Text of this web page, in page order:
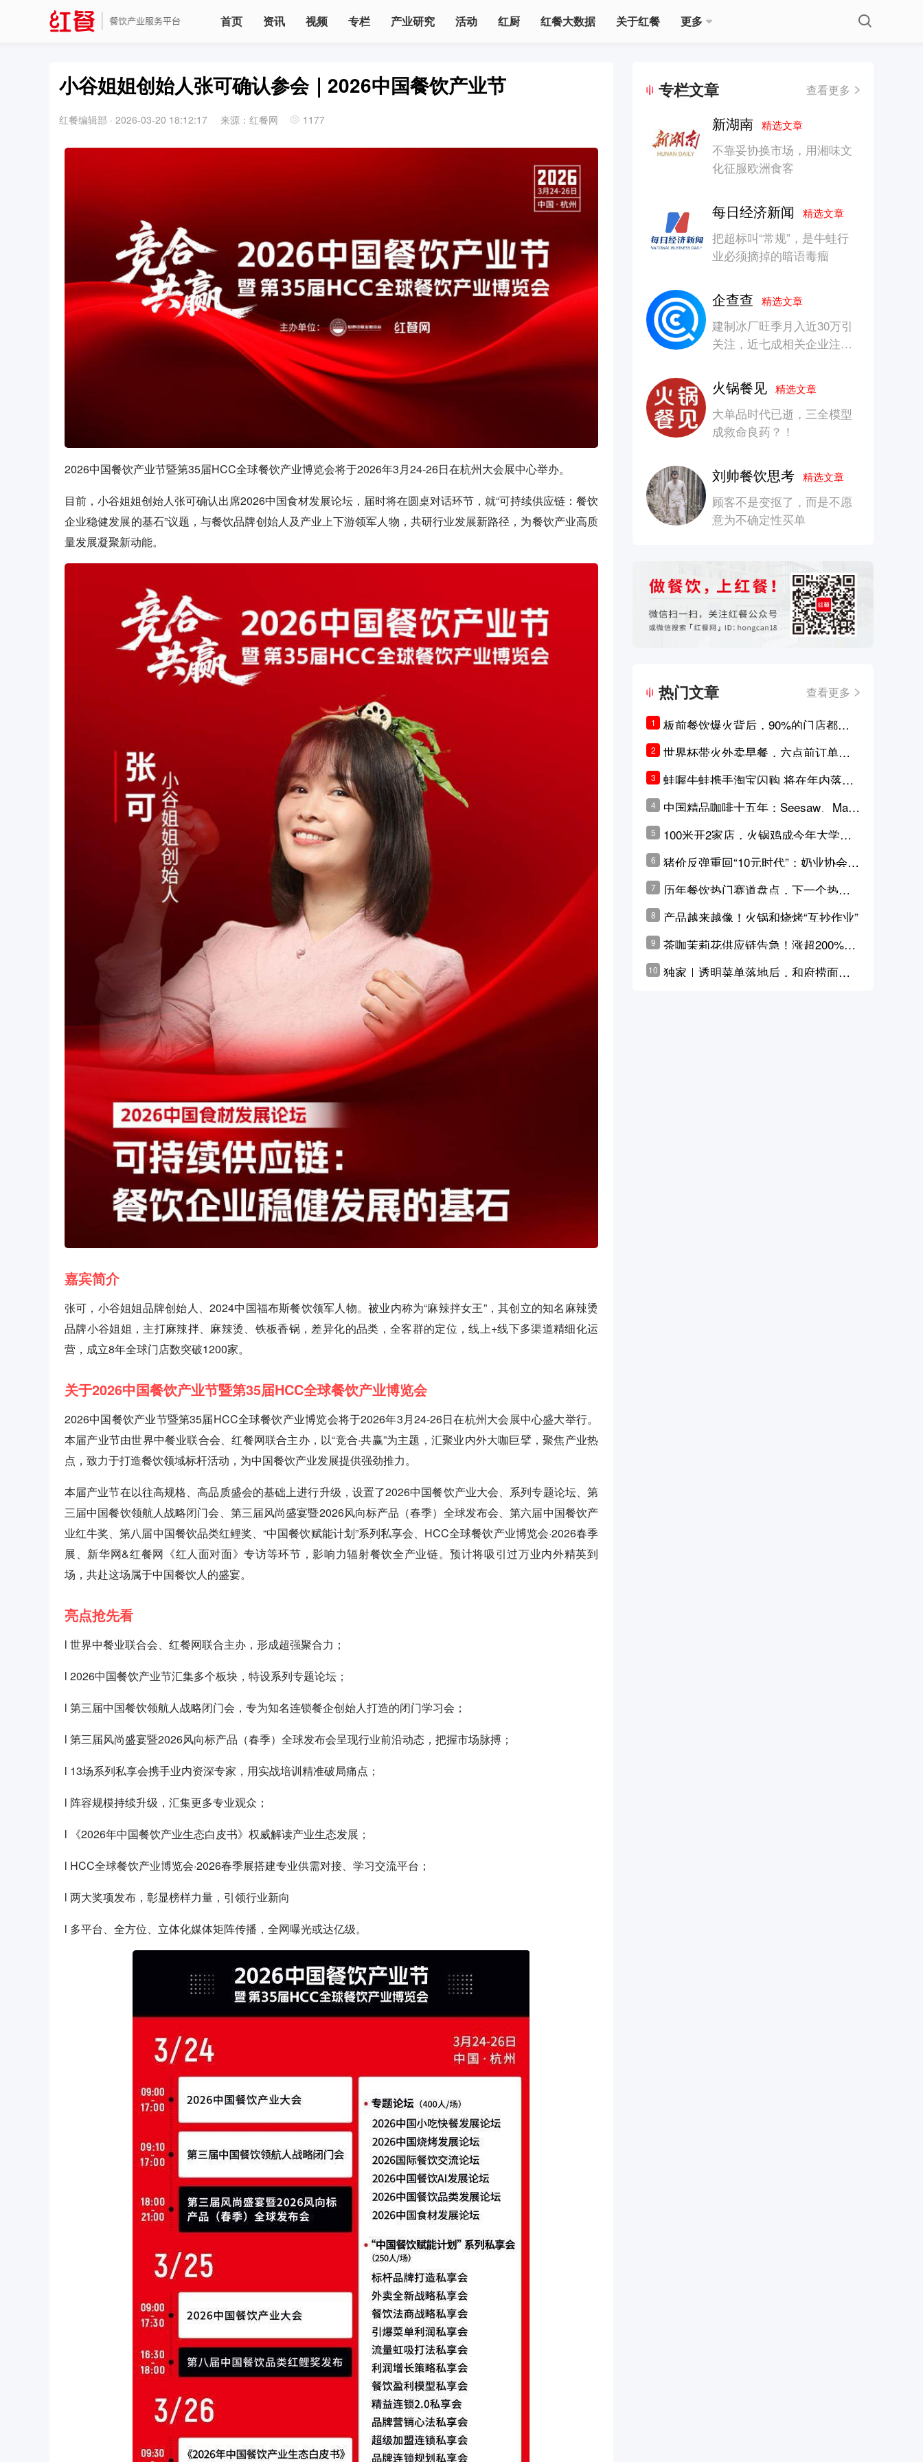
首页 资讯 视频 专栏 产业研究 活动 红厨 红餐大数据 关于红餐 更多
小谷姐姐创始人张可确认参会｜2026中国餐饮产业节
红餐编辑部 · 2026-03-20 18:12:17 来源：红餐网 1177
2026中国餐饮产业节暨第35届HCC全球餐饮产业博览会将于2026年3月24-26日在杭州大会展中心举办。
目前，小谷姐姐创始人张可确认出席2026中国食材发展论坛，届时将在圆桌对话环节，就“可持续供应链：餐饮
企业稳健发展的基石”议题，与餐饮品牌创始人及产业上下游领军人物，共研行业发展新路径，为餐饮产业高质
量发展凝聚新动能。
嘉宾简介
张可，小谷姐姐品牌创始人、2024中国福布斯餐饮领军人物。被业内称为“麻辣拌女王”，其创立的知名麻辣烫
品牌小谷姐姐，主打麻辣拌、麻辣烫、铁板香锅，差异化的品类，全客群的定位，线上+线下多渠道精细化运
营，成立8年全球门店数突破1200家。
关于2026中国餐饮产业节暨第35届HCC全球餐饮产业博览会
2026中国餐饮产业节暨第35届HCC全球餐饮产业博览会将于2026年3月24-26日在杭州大会展中心盛大举行。
本届产业节由世界中餐业联合会、红餐网联合主办，以“竞合·共赢”为主题，汇聚业内外大咖巨擘，聚焦产业热
点，致力于打造餐饮领域标杆活动，为中国餐饮产业发展提供强劲推力。
本届产业节在以往高规格、高品质盛会的基础上进行升级，设置了2026中国餐饮产业大会、系列专题论坛、第
三届中国餐饮领航人战略闭门会、第三届风尚盛宴暨2026风向标产品（春季）全球发布会、第六届中国餐饮产
业红牛奖、第八届中国餐饮品类红鲤奖、“中国餐饮赋能计划”系列私享会、HCC全球餐饮产业博览会·2026春季
展、新华网&红餐网《红人面对面》专访等环节，影响力辐射餐饮全产业链。预计将吸引过万业内外精英到
场，共赴这场属于中国餐饮人的盛宴。
亮点抢先看
l 世界中餐业联合会、红餐网联合主办，形成超强聚合力；
l 2026中国餐饮产业节汇集多个板块，特设系列专题论坛；
l 第三届中国餐饮领航人战略闭门会，专为知名连锁餐企创始人打造的闭门学习会；
l 第三届风尚盛宴暨2026风向标产品（春季）全球发布会呈现行业前沿动态，把握市场脉搏；
l 13场系列私享会携手业内资深专家，用实战培训精准破局痛点；
l 阵容规模持续升级，汇集更多专业观众；
l 《2026年中国餐饮产业生态白皮书》权威解读产业生态发展；
l HCC全球餐饮产业博览会·2026春季展搭建专业供需对接、学习交流平台；
l 两大奖项发布，彰显榜样力量，引领行业新向
l 多平台、全方位、立体化媒体矩阵传播，全网曝光或达亿级。
专栏文章 查看更多
新湖南精选文章
不靠妥协换市场，用湘味文
化征服欧洲食客
每日经济新闻精选文章
把超标叫“常规”，是牛蛙行
业必须摘掉的暗语毒瘤
企查查精选文章
建制冰厂旺季月入近30万引
关注，近七成相关企业注册
火锅餐见精选文章
大单品时代已逝，三全模型
成救命良药？！
刘帅餐饮思考精选文章
顾客不是变抠了，而是不愿
意为不确定性买单
热门文章 查看更多
1
板前餐饮爆火背后，90%的门店都只
是徒有其表的刻意作秀？
2
世界杯带火外卖早餐，六点前订单大
涨超5成，巴西比赛成“早餐带货王”
3
蛙喔牛蛙携手淘宝闪购 将在年内落地3
4
中国精品咖啡十五年：Seesaw、Man
ner、M Stand为何结出了不同的果
实？
5
100米开2家店，火锅鸡成今年大学城
6
猪价反弹重回“10元时代”；奶业协会称
原奶价格现回暖迹象
7
历年餐饮热门赛道盘点，下一个热门
8 产品越来越像！火锅和烧烤“互抄作业”
9
茶咖茉莉花供应链告急！涨超200%，
横州花价冲破50元一斤
10 独家｜透明菜单落地后，和府捞面李